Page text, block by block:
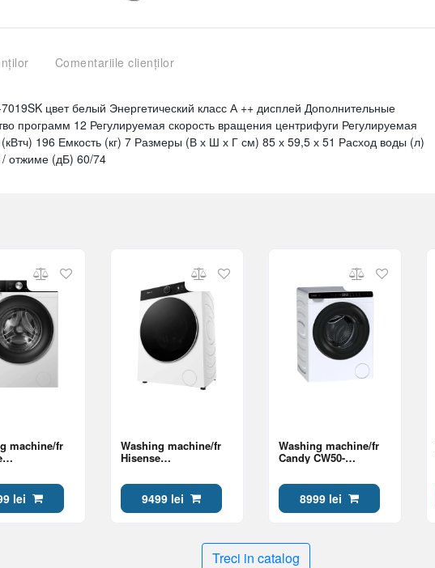
Comentariile clienților
цвет белый Энергетический класс А ++ дисплей Дополнительные
программ 12 Регулируемая скорость вращения центрифуги Регулируемая
196 Емкость (кг) 7 Размеры (В х Ш х Г см) 85 х 59,5 х 51 Расход воды (л)
отжиме (дБ) 60/74
machine/fr
lei
Washing machine/fr
Hisense
9499 lei
Washing machine/fr
Candy CW50-
8999 lei
Treci in catalog